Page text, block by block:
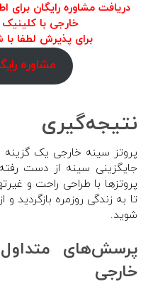
دریافت مشاوره رایگان برای
خارجی با
برای پذیرش لطفا
مشاوره
نتیجه‌گیری
پروتز سینه خارجی یک گزینه
جایگزینی سینه از دست
پروتزها با طراحی راحت و
تا به زندگی روزمره بازگردید
شوید.
پرسش‌های متداول
خارجی